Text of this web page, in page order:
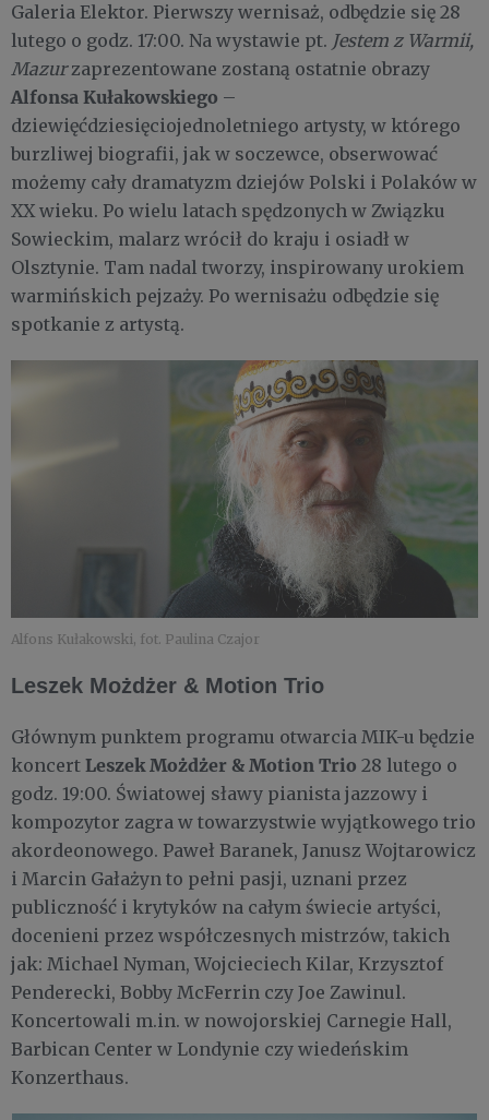
Galeria Elektor. Pierwszy wernisaż, odbędzie się 28
lutego o godz. 17:00. Na wystawie pt. Jestem z Warmii,
Mazurzaprezentowane zostaną ostatnie obrazy
Alfonsa Kułakowskiego –
dziewięćdziesięciojednoletniego artysty, w którego
burzliwej biografii, jak w soczewce, obserwować
możemy cały dramatyzm dziejów Polski i Polaków w
XX wieku. Po wielu latach spędzonych w Związku
Sowieckim, malarz wrócił do kraju i osiadł w
Olsztynie. Tam nadal tworzy, inspirowany urokiem
warmińskich pejzaży. Po wernisażu odbędzie się
spotkanie z artystą.
Alfons Kułakowski, fot. Paulina Czajor
Leszek Możdżer & Motion Trio
Głównym punktem programu otwarcia MIK-u będzie
koncert Leszek Możdżer & Motion Trio 28 lutego o
godz. 19:00. Światowej sławy pianista jazzowy i
kompozytor zagra w towarzystwie wyjątkowego trio
akordeonowego. Paweł Baranek, Janusz Wojtarowicz
i Marcin Gałażyn to pełni pasji, uznani przez
publiczność i krytyków na całym świecie artyści,
docenieni przez współczesnych mistrzów, takich
jak: Michael Nyman, Wojcieciech Kilar, Krzysztof
Penderecki, Bobby McFerrin czy Joe Zawinul.
Koncertowali m.in. w nowojorskiej Carnegie Hall,
Barbican Center w Londynie czy wiedeńskim
Konzerthaus.